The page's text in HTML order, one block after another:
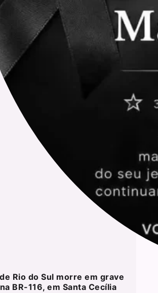
Rio do Sul morre em grave
BR-116, em Santa Cecília